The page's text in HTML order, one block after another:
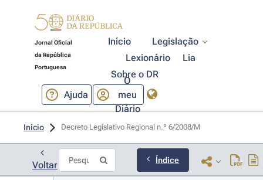
Jornal Oficial
da República
Portuguesa
Início
Legislação
Lexionário
Lia
Sobre o DR
Ajuda
O
meu
Diário
Início Decreto Legislativo Regional n.º 6/2008/M
Voltar Índice